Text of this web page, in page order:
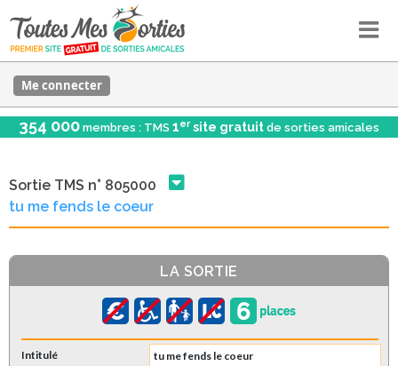
Me connecter
354 000 membres : TMS 1er site gratuit de sorties amicales
Sortie TMS n° 805000
tu me fends le coeur
LA SORTIE
Intitulé
tu me fends le coeur